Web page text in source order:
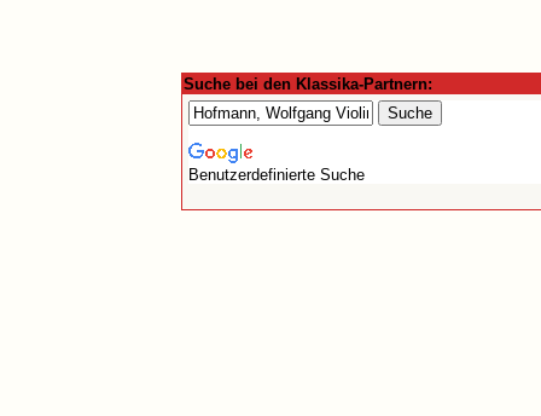
Suche bei den Klassika-Partnern:
Benutzerdefinierte Suche